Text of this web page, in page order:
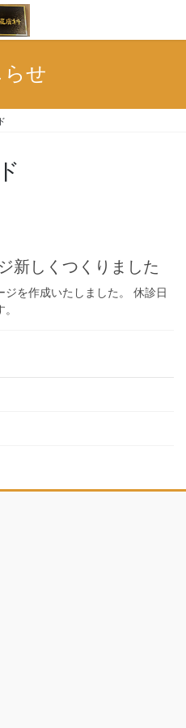
らせ
新しくつくりました
を作成いたしました。 休診日